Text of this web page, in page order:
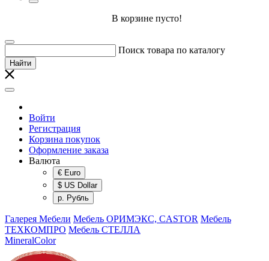
В корзине пусто!
Поиск товара по каталогу
Найти
Войти
Регистрация
Корзина покупок
Оформление заказа
Валюта
€ Euro
$ US Dollar
р. Рубль
Галерея Мебели Мебель ОРИМЭКС, CASTOR Мебель
ТЕХКОМПРО Мебель СТЕЛЛА
MineralColor